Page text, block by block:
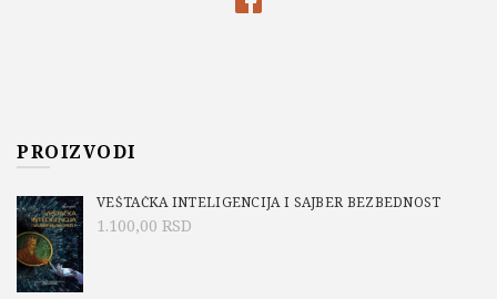
PROIZVODI
VEŠTAČKA INTELIGENCIJA I SAJBER BEZBEDNOST
1.100,00 RSD